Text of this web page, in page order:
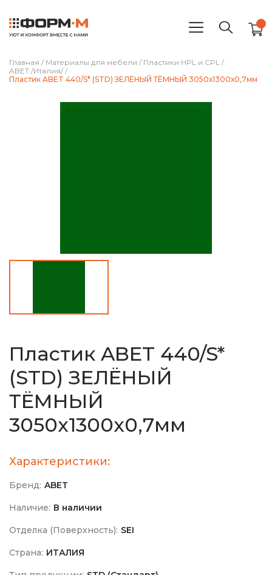
Главная / Материалы для мебели / Пластики HPL и CPL /
ABET /Италия/ /
Пластик ABET 440/S* (STD) ЗЕЛЁНЫЙ ТЁМНЫЙ 3050х1300х0,7мм
Пластик ABET 440/S*
(STD) ЗЕЛЁНЫЙ
ТЁМНЫЙ
3050х1300х0,7мм
Характеристики:
Бренд: ABET
Наличие: В наличии
Отделка (Поверхность): SEI
Страна: ИТАЛИЯ